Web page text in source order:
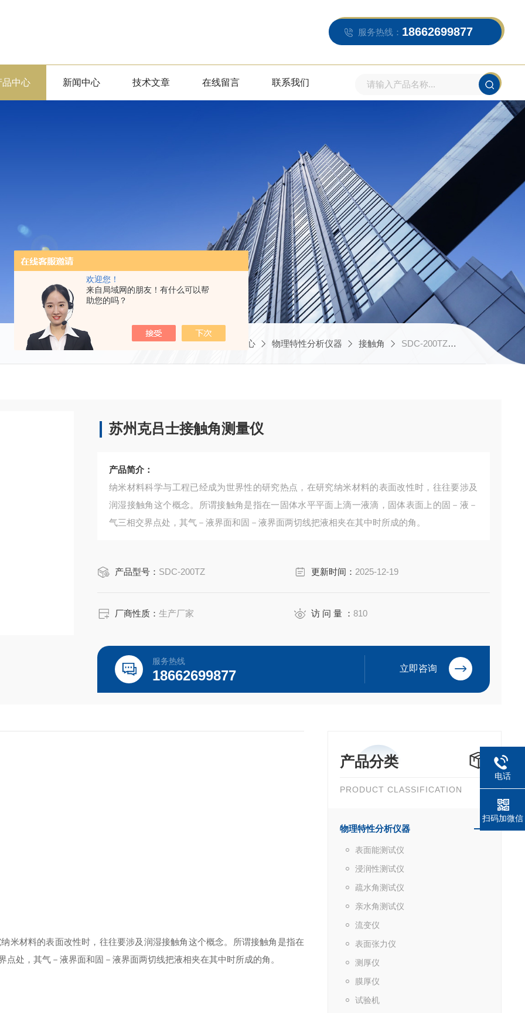
欢迎您！
来自局域网的朋友！有什么可以帮
助您的吗？
服务热线： 18662699877
品中心 新闻中心 技术文章 在线留言 联系我们
当前位置：首页 产品中心 物理特性分析仪器 接触角 SDC-200TZ苏州克吕士接触角测量仪
苏州克吕士接触角测量仪
产品简介：
纳米材料科学与工程已经成为世界性的研究热点，在研究纳米材料的表面改性时，往往要涉及
润湿接触角这个概念。所谓接触角是指在一固体水平平面上滴一液滴，固体表面上的固－液－
气三相交界点处，其气－液界面和固－液界面两切线把液相夹在其中时所成的角。
产品型号： SDC-200TZ 更新时间： 2025-12-19
厂商性质：生产厂家 访 问 量 ：810
服务热线
18662699877 立即咨询
产品分类
PRODUCT CLASSIFICATION
物理特性分析仪器
表面能测试仪
浸润性测试仪
疏水角测试仪
亲水角测试仪
流变仪
表面张力仪
测厚仪
膜厚仪
试验机
材料的表面改性时，往往要涉及润湿接触角这个概念。所谓接触角是指在
处，其气－液界面和固－液界面两切线把液相夹在其中时所成的角。
电话
扫码加微信